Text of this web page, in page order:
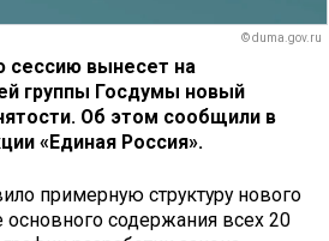
© duma.gov.ru
сессию вынесет на
группы Госдумы новый
Об этом сообщили в
«Единая Россия».
примерную структуру нового
основного содержания всех 20